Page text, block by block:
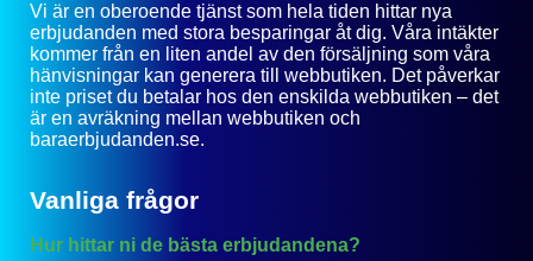
Vi är en oberoende tjänst som hela tiden hittar nya
erbjudanden med stora besparingar åt dig. Våra intäkter
kommer från en liten andel av den försäljning som våra
hänvisningar kan generera till webbutiken. Det påverkar
inte priset du betalar hos den enskilda webbutiken – det
är en avräkning mellan webbutiken och
baraerbjudanden.se.
Vanliga frågor
Hur hittar ni de bästa erbjudandena?